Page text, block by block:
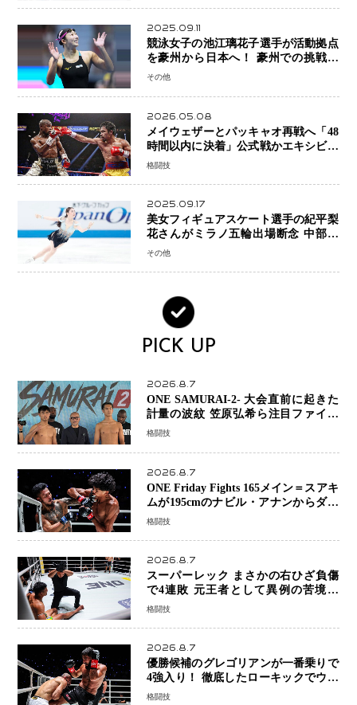
2025.09.11
競泳女子の池江璃花子選手が活動拠点
を豪州から日本へ！ 豪州での挑戦を
糧に、28年ロサンゼルス五輪へ再始動
その他
2026.05.08
メイウェザーとパッキャオ再戦へ「48
時間以内に決着」公式戦かエキシビシ
ョンか混迷続く
格闘技
2025.09.17
美女フィギュアスケート選手の紀平梨
花さんがミラノ五輪出場断念 中部選
手権欠場を発表「安全最優先の判断」
その他
PICK UP
2026.8.7
ONE SAMURAI-2- 大会直前に起きた
計量の波紋 笠原弘希ら注目ファイタ
ーは契約体重で決戦へ、山本歩夢と平
格闘技
2026.8.7
ONE Friday Fights 165メイン＝スアキ
ムが195cmのナビル・アナンからダウ
ン奪取！猛反撃を耐え抜き判定勝利、
格闘技
2026.8.7
スーパーレック まさかの右ひざ負傷
で4連敗 元王者として異例の苦境…
「アクシデント」でも消えない危険信
格闘技
2026.8.7
優勝候補のグレゴリアンが一番乗りで
4強入り！ 徹底したローキックでウス
ビャンを攻略、判定勝利
格闘技